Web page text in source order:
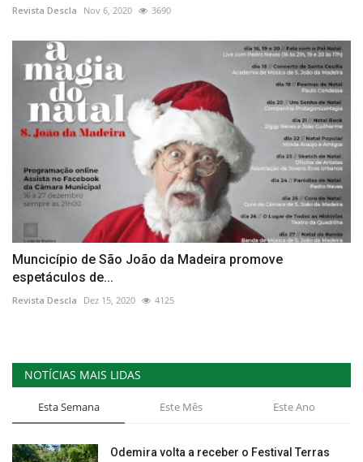
Revista Descla Nov 6, 2020 3690
Muncicípio de São João da Madeira promove
espetáculos de...
Revista Descla Dez 15, 2020 4125
NOTÍCIAS MAIS LIDAS
Esta Semana Este Mês Este Ano
Odemira volta a receber o Festival Terras